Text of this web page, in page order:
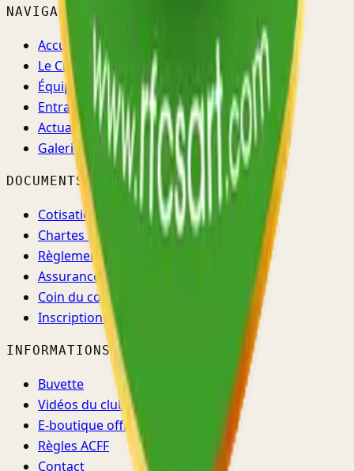
NAVIGATION
Accueil
Le Club
Équipes
Entraînements
Actualités
Galerie
DOCUMENTS
Cotisations
Chartes & règlements
Règlement d'ordre intérieur
Assurance & santé
Coin du coach
Inscriptions →
INFORMATIONS
Buvette
Vidéos du club
E-boutique officielle ↗
Règles ACFF
Contact